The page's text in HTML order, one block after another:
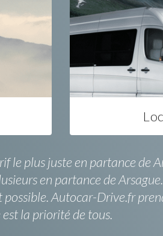
le plus juste en partance de
en partance de
Autocar-Drive.fr
la priorité de tous.